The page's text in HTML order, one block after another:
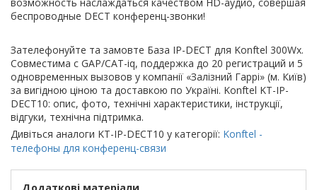
беспроводные DECT конференц-звонки!
Зателефонуйте та замовте База IP-DECT для Konftel 300Wx.
Совместима с GAP/CAT-iq, поддержка до 20 регистраций и 5
одновременных вызовов у компанії «Залізний Гаррі» (м. Київ)
за вигідною ціною та доставкою по Україні. Konftel KT-IP-
DECT10: опис, фото, технічні характеристики, інструкції,
відгуки, технічна підтримка.
Дивіться аналоги KT-IP-DECT10 у категорії: Konftel -
телефоны для конференц-связи